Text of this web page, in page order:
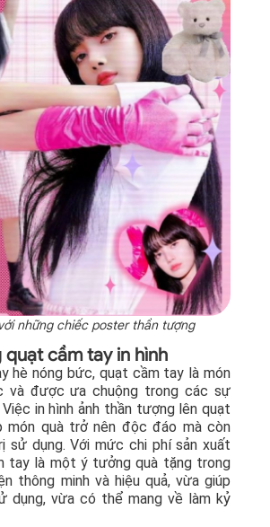
những chiếc poster thần tượng
quạt cầm tay in hình
hè nóng bức, quạt cầm tay là món
và được ưa chuộng trong các sự
in hình ảnh thần tượng lên quạt
món quà trở nên độc đáo mà còn
sử dụng. Với mức chi phí sản xuất
tay là một ý tưởng quà tặng trong
thông minh và hiệu quả, vừa giúp
dụng, vừa có thể mang về làm kỷ